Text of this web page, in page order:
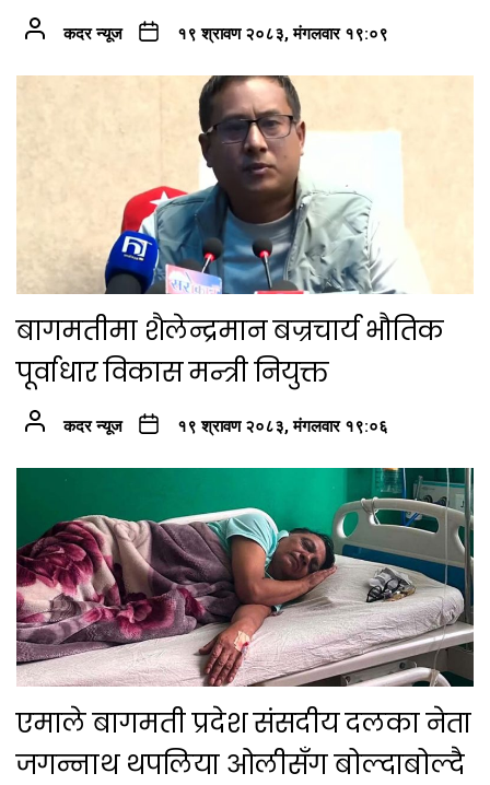
कदर न्यूज १९ श्रावण २०८३, मंगलवार १९:०९
बागमतीमा शैलेन्द्रमान बज्रचार्य भौतिक
पूर्वाधार विकास मन्त्री नियुक्त
कदर न्यूज १९ श्रावण २०८३, मंगलवार १९:०६
एमाले बागमती प्रदेश संसदीय दलका नेता
जगन्नाथ थपलिया ओलीसँग बोल्दाबोल्दै